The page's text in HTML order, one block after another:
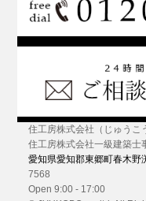
住工房株式会社（じゅうこ
住工房株式会社一級建築士
愛知県愛知郡東郷町春木野
7568
Open 9:00 - 17:00